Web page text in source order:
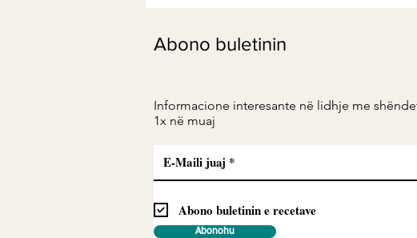
të Jep Energji, Fuqi dhe
Abono buletinin
Informacione interesante në lidhje me
1x në muaj
Abono buletinin e recetave
Abonohu